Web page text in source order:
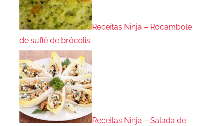
Receitas Ninja – Rocambole
de suflê de brócolis
Receitas Ninja – Salada de